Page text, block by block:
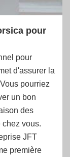
pour
pour
d'assurer la
pourriez
un bon
des
chez vous.
JFT
première